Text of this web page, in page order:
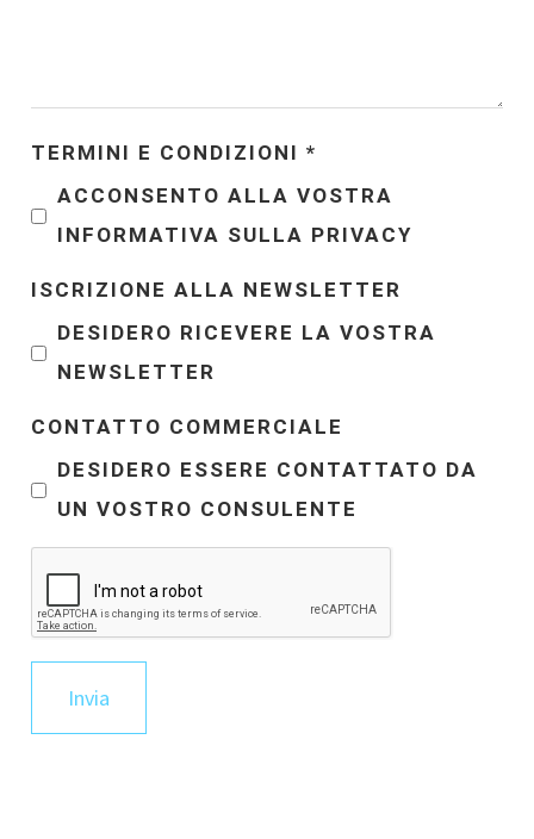
TERMINI E CONDIZIONI *
ACCONSENTO ALLA VOSTRA
INFORMATIVA SULLA PRIVACY
ISCRIZIONE ALLA NEWSLETTER
DESIDERO RICEVERE LA VOSTRA
NEWSLETTER
CONTATTO COMMERCIALE
DESIDERO ESSERE CONTATTATO DA
UN VOSTRO CONSULENTE
Invia